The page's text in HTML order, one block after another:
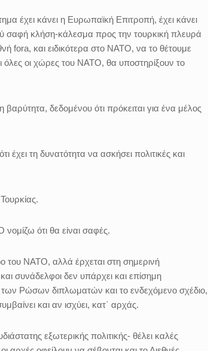
έχει κάνει η Ευρωπαϊκή Επιτροπή, έχει κάνει
σαφή κλήση-κάλεσμα προς την τουρκική πλευρά
fora, και ειδικότερα στο ΝΑΤΟ, να το θέτουμε
όλες οι χώρες του ΝΑΤΟ, θα υποστηρίξουν το
δεδομένου ότι πρόκειται για ένα μέλος
τη δυνατότητα να ασκήσει πολιτικές και
ότι θα είναι σαφές.
του ΝΑΤΟ, αλλά έρχεται στη σημερινή
συνάδελφοι δεν υπάρχει και επίσημη
Ρώσων διπλωματών και το ενδεχόμενο σχέδιο,
και αν ισχύει, κατ΄ αρχάς.
εξωτερικής πολιτικής- θέλει καλές